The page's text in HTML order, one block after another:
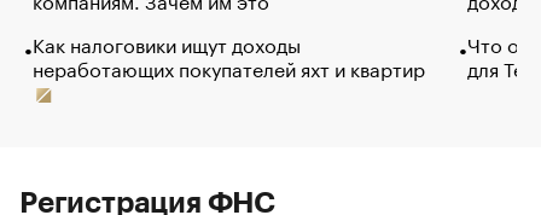
Как налоговики ищут доходы
неработающих покупателей яхт и квартир
Что
для
Регистрация ФНС